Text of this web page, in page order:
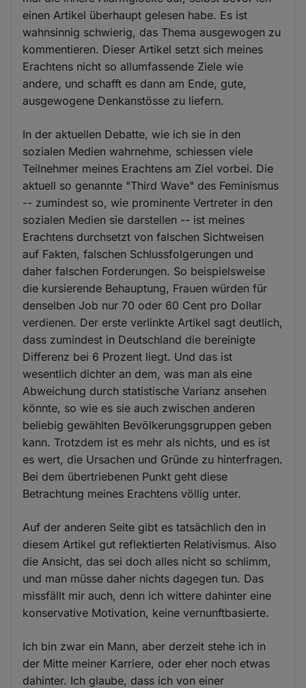
einen Artikel überhaupt gelesen habe. Es ist
wahnsinnig schwierig, das Thema ausgewogen zu
kommentieren. Dieser Artikel setzt sich meines
Erachtens nicht so allumfassende Ziele wie
andere, und schafft es dann am Ende, gute,
ausgewogene Denkanstösse zu liefern.
In der aktuellen Debatte, wie ich sie in den
sozialen Medien wahrnehme, schiessen viele
Teilnehmer meines Erachtens am Ziel vorbei. Die
aktuell so genannte "Third Wave" des Feminismus
-- zumindest so, wie prominente Vertreter in den
sozialen Medien sie darstellen -- ist meines
Erachtens durchsetzt von falschen Sichtweisen
auf Fakten, falschen Schlussfolgerungen und
daher falschen Forderungen. So beispielsweise
die kursierende Behauptung, Frauen würden für
denselben Job nur 70 oder 60 Cent pro Dollar
verdienen. Der erste verlinkte Artikel sagt deutlich,
dass zumindest in Deutschland die bereinigte
Differenz bei 6 Prozent liegt. Und das ist
wesentlich dichter an dem, was man als eine
Abweichung durch statistische Varianz ansehen
könnte, so wie es sie auch zwischen anderen
beliebig gewählten Bevölkerungsgruppen geben
kann. Trotzdem ist es mehr als nichts, und es ist
es wert, die Ursachen und Gründe zu hinterfragen.
Bei dem übertriebenen Punkt geht diese
Betrachtung meines Erachtens völlig unter.
Auf der anderen Seite gibt es tatsächlich den in
diesem Artikel gut reflektierten Relativismus. Also
die Ansicht, das sei doch alles nicht so schlimm,
und man müsse daher nichts dagegen tun. Das
missfällt mir auch, denn ich wittere dahinter eine
konservative Motivation, keine vernunftbasierte.
Ich bin zwar ein Mann, aber derzeit stehe ich in
der Mitte meiner Karriere, oder eher noch etwas
dahinter. Ich glaube, dass ich von einer